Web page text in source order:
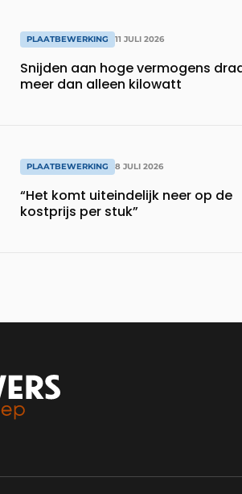
PLAATBEWERKING 11 JULI 2026
Snijden aan hoge vermogens
meer dan alleen kilowatt
PLAATBEWERKING 8 JULI 2026
“Het komt uiteindelijk neer op de
kostprijs per stuk”